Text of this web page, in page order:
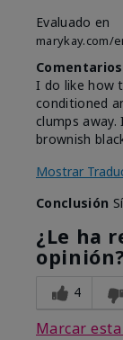
Evaluado en
marykay.com/
I do like how
conditioned
clumps
brownish
Mostrar
Conclusión
¿Le ha
4
Marcar